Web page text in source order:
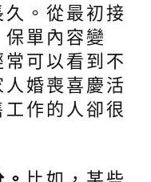
。從最初接
單內容變
可以看到不
婚喪喜慶活
作的人卻很